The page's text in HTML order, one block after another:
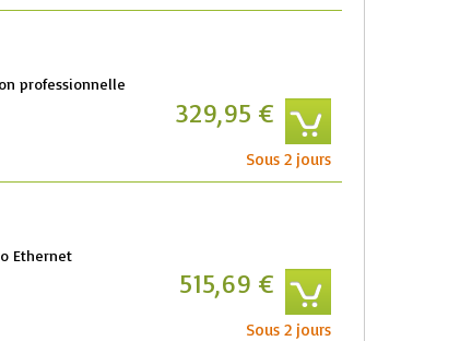
Sous 2 jours
professionnelle
329,95 €
Sous 2 jours
Ethernet
515,69 €